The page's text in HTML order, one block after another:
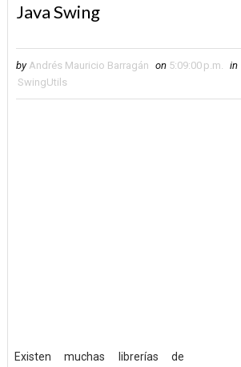
Java Swing
by Andrés Mauricio Barragán on 5:09:00 p.m. in
SwingUtils
Existen muchas librerías de